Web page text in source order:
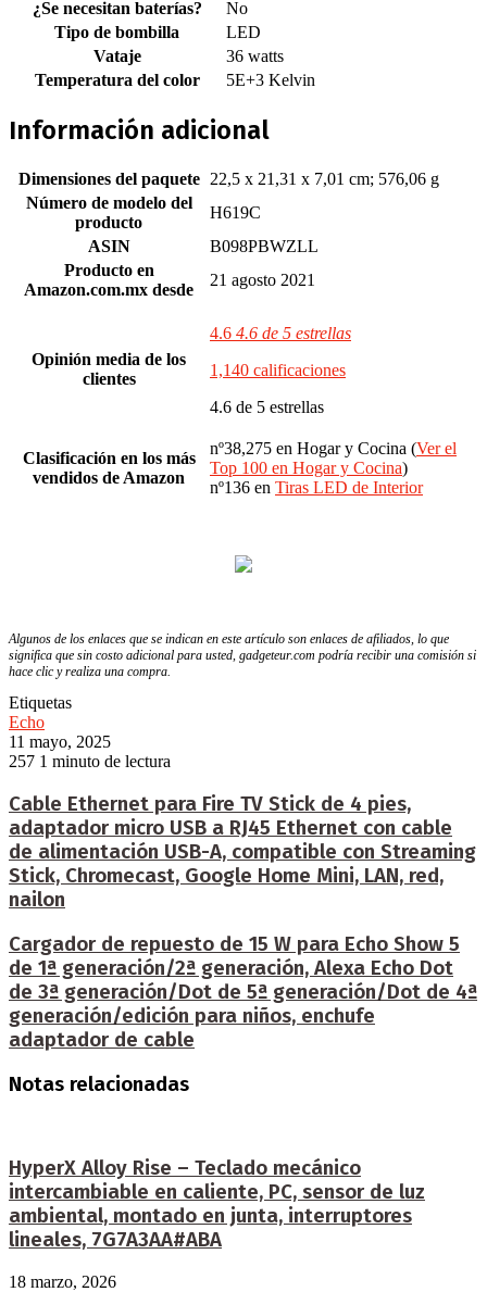
¿Se necesitan baterías?
‎No
Tipo de bombilla
‎LED
Vataje
‎36 watts
Temperatura del color
‎5E+3 Kelvin
Información adicional
Dimensiones del paquete 22,5 x 21,31 x 7,01 cm; 576,06 g
Número de modelo del
producto
H619C
ASIN
B098PBWZLL
Producto en
Amazon.com.mx desde
21 agosto 2021
Opinión media de los
clientes
4.6 4.6 de 5 estrellas
1,140 calificaciones
4.6 de 5 estrellas
Clasificación en los más
vendidos de Amazon
nº38,275 en Hogar y Cocina (Ver el
Top 100 en Hogar y Cocina)
nº136 en Tiras LED de Interior
Algunos de los enlaces que se indican en este artículo son enlaces de afiliados, lo que
significa que sin costo adicional para usted, gadgeteur.com podría recibir una comisión si
hace clic y realiza una compra.
Etiquetas
Echo
11 mayo, 2025
257 1 minuto de lectura
Cable Ethernet para Fire TV Stick de 4 pies,
adaptador micro USB a RJ45 Ethernet con cable
de alimentación USB-A, compatible con Streaming
Stick, Chromecast, Google Home Mini, LAN, red,
nailon
Cargador de repuesto de 15 W para Echo Show 5
de 1ª generación/2ª generación, Alexa Echo Dot
de 3ª generación/Dot de 5ª generación/Dot de 4ª
generación/edición para niños, enchufe
adaptador de cable
Notas relacionadas
HyperX Alloy Rise – Teclado mecánico
intercambiable en caliente, PC, sensor de luz
ambiental, montado en junta, interruptores
lineales, 7G7A3AA#ABA
18 marzo, 2026